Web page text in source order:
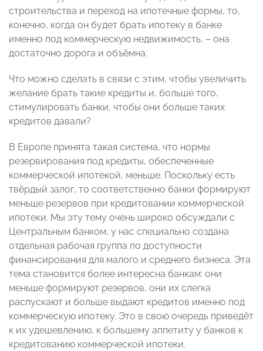
строительства и переход на ипотечные формы, то,
конечно, когда он будет брать ипотеку в банке
именно под коммерческую недвижимость, – она
достаточно дорога и объёмна.
Что можно сделать в связи с этим, чтобы увеличить
желание брать такие кредиты и, больше того,
стимулировать банки, чтобы они больше таких
кредитов давали?
В Европе принята такая система, что нормы
резервирования под кредиты, обеспеченные
коммерческой ипотекой, меньше. Поскольку есть
твёрдый залог, то соответственно банки формируют
меньше резервов при кредитовании коммерческой
ипотеки. Мы эту тему очень широко обсуждали с
Центральным банком, у нас специально создана
отдельная рабочая группа по доступности
финансирования для малого и среднего бизнеса. Эта
тема становится более интересна банкам: они
меньше формируют резервов, они их слегка
распускают и больше выдают кредитов именно под
коммерческую ипотеку. Это в свою очередь приведёт
к их удешевлению, к большему аппетиту у банков к
кредитованию коммерческой ипотеки.